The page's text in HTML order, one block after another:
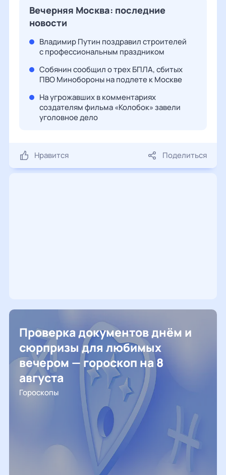
Вечерняя Москва: последние
новости
Владимир Путин поздравил строителей
с профессиональным праздником
Собянин сообщил о трех БПЛА, сбитых
ПВО Минобороны на подлете к Москве
На угрожавших в комментариях
создателям фильма «Колобок» завели
уголовное дело
Нравится Поделиться
Проверка документов днём и
сюрпризы для любимых
вечером — гороскоп на 8
августа
Гороскопы